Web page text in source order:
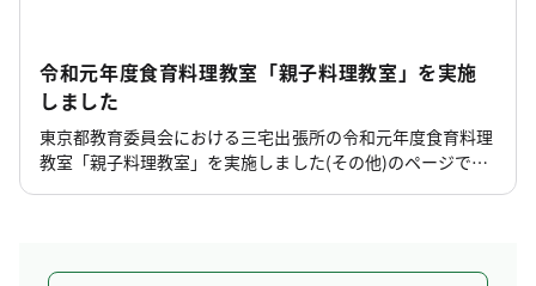
令和元年度食育料理教室「親子料理教室」を実施
しました
東京都教育委員会における三宅出張所の令和元年度食育料理
教室「親子料理教室」を実施しました(その他)のページで